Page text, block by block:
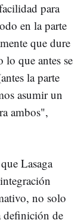
para
en la parte
que dure
lo que antes se
la parte
asumir un
ambos",
Lasaga
no solo
definición de